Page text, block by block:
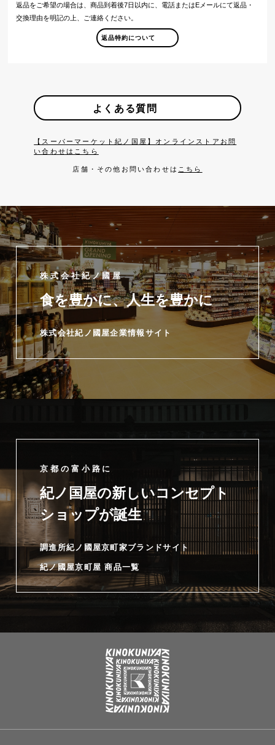
返品をご希望の場合は、商品到着後7日以内に、電話またはEメールにて返品・
交換理由を明記の上、ご連絡ください。
返品特約について
よくある質問
【スーパーマーケット紀ノ国屋】オンラインストアお問
い合わせはこちら
店舗・その他お問い合わせは こちら
株式会社紀ノ國屋
食を豊かに、人生を豊かに
株式会社紀ノ國屋企業情報サイト
京都の富小路に
紀ノ国屋の新しいコンセプト
ショップが誕生
調進所紀ノ國屋京町家ブランドサイト
紀ノ國屋京町屋 商品一覧